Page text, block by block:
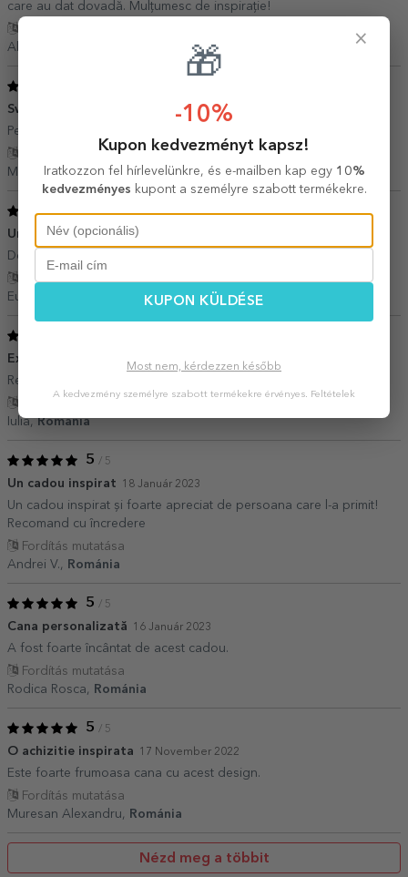
care au dat dovadă. Mulțumesc de inspirație!
Alina,
Sweet
Perfect pentru pasionatii in domeniu IT
Fordítás mutatása
Mihaela,Románia
5/ 5
Un cadou original 26 Március 2023
Design deosebit, culoare frumoasă, produce încântare
Fordítás mutatása
Eugenia,
Excelent 24 Január 2023
Recomand cu incredere
Fordítás mutatása
Iulia,Románia
5 / 5
Un cadou inspirat 18 Január 2023
Un cadou inspirat și foarte apreciat de persoana care l-a primit!
Recomand cu încredere
Fordítás mutatása
Andrei V.,
Románia
5 / 5
Cana personalizată 16 Január 2023
A fost foarte încântat de acest cadou.
Fordítás mutatása
Rodica Rosca,
Románia
5 / 5
O achizitie inspirata 17 November 2022
Este foarte frumoasa cana cu acest design.
Fordítás mutatása
Muresan Alexandru,
Románia
Nézd meg a többit
×
🎁
-10%
Kupon kedvezményt kapsz!
Iratkozzon fel hírlevelünkre, és e-mailben kap egy 10%
kedvezményes kupont a személyre szabott termékekre.
KUPON KÜLDÉSE
Most nem, kérdezzen később
A kedvezmény személyre szabott termékekre érvényes. Feltételek